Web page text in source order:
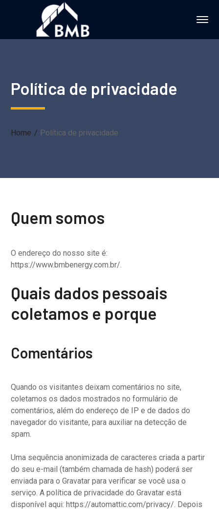
Política de privacidade
Home Política de privacidade
Quem somos
O endereço do nosso site é:
https://www.bmbenergy.com.br/.
Quais dados pessoais
coletamos e porque
Comentários
Quando os visitantes deixam comentários no site,
coletamos os dados mostrados no formulário de
comentários, além do endereço de IP e de dados do
navegador do visitante, para auxiliar na detecção de
spam.
Uma sequência anonimizada de caracteres criada a partir
do seu e-mail (também chamada de hash) poderá ser
enviada para o Gravatar para verificar se você usa o
serviço. A política de privacidade do Gravatar está
disponível aqui: https://automattic.com/privacy/. Depois